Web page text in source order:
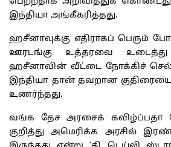
இந்தியா அங்கீகரித்தது.
ஹசீனாவுக்கு எதிராகப் பெரும்
ஊரடங்கு உத்தரவை
ஹசீனாவின் வீட்டை நோக்கிச்
இந்தியா தான் தவறான குதிரையை
உணர்ந்தது.
வங்க தேச அரசைக் கவிழ்ப்பதா
குறித்து அமெரிக்க அரசில்